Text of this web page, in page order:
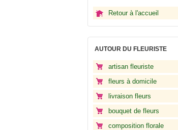
Retour à l'accueil
AUTOUR DU FLEURISTE
artisan fleuriste
fleurs à domicile
livraison fleurs
bouquet de fleurs
composition florale